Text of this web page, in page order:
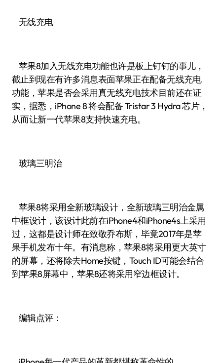
无线充电
苹果8加入无线充电功能也许是板上钉钉的事儿，
截止到现在有许多消息表面苹果正在配备无线充电
功能，苹果是否会采用真无线充电技术目前还在证
实，据悉，iPhone 8 将会配备 Tristar 3 Hydra 芯片，
从而让新一代苹果8支持快速充电。
玻璃三明治
苹果8将采用全新玻璃设计，全新玻璃三明治金属
中框设计，该设计此前在iPhone4和iPhone4s上采用
过，这都是设计师在致敬乔布斯，毕竟2017年是苹
果手机发布十年。有消息称，苹果8将采用更大英寸
的屏幕，还将除去Home按键，Touch ID可能会结合
到苹果8屏幕中，苹果8还将采用窄边框设计。
编辑点评：